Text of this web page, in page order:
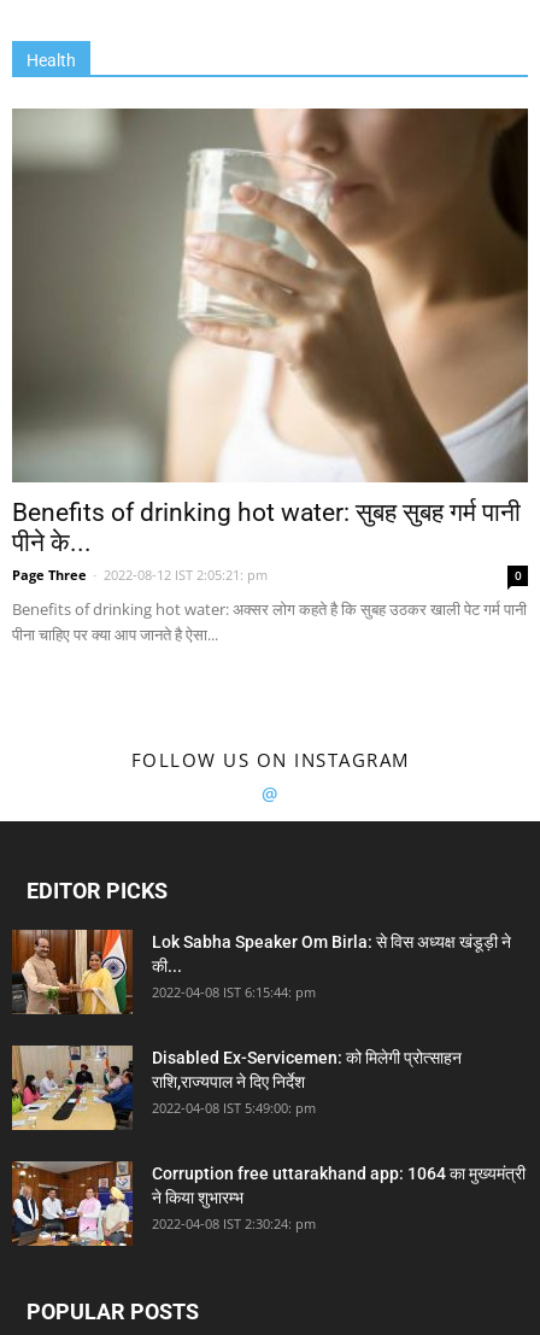
Health
Benefits of drinking hot water: सुबह सुबह गर्म पानी
पीने के...
Page Three - 2022-08-12 IST 2:05:21: pm 0
Benefits of drinking hot water: अक्सर लोग कहते है कि सुबह उठकर खाली पेट गर्म पानी
पीना चाहिए पर क्या आप जानते है ऐसा...
FOLLOW US ON INSTAGRAM
@
EDITOR PICKS
Lok Sabha Speaker Om Birla: से विस अध्यक्ष खंडूड़ी ने
की...
2022-04-08 IST 6:15:44: pm
Disabled Ex-Servicemen: को मिलेगी प्रोत्साहन
राशि,राज्यपाल ने दिए निर्देश
2022-04-08 IST 5:49:00: pm
Corruption free uttarakhand app: 1064 का मुख्यमंत्री
ने किया शुभारम्भ
2022-04-08 IST 2:30:24: pm
POPULAR POSTS